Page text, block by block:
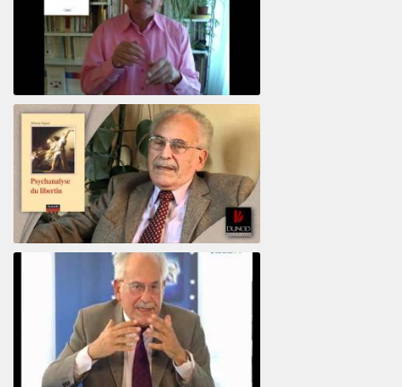
Votre maison vous révèle
Psychanalyse du libertin